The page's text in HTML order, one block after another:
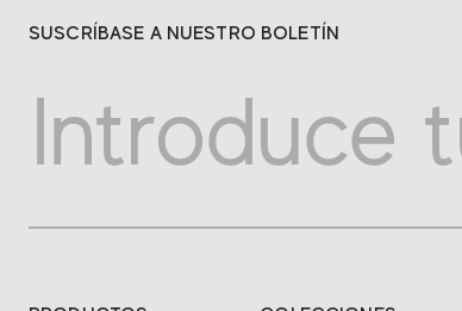
SUSCRÍBASE A NUESTRO BOLETÍN